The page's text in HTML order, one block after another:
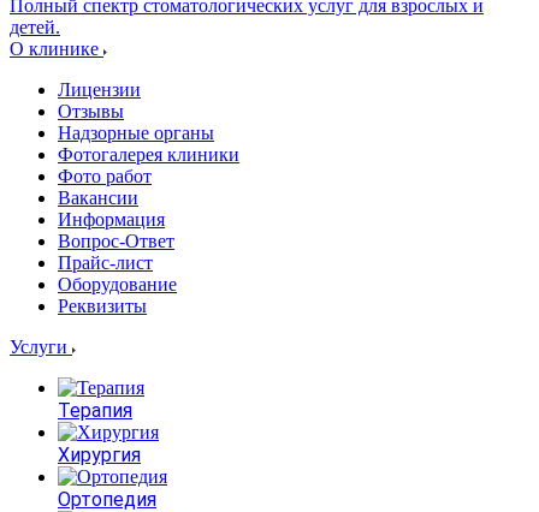
О клинике
Лицензии
Отзывы
Надзорные органы
Фотогалерея клиники
Фото работ
Вакансии
Информация
Вопрос-Ответ
Прайс-лист
Оборудование
Реквизиты
Услуги
Терапия
Хирургия
Ортопедия